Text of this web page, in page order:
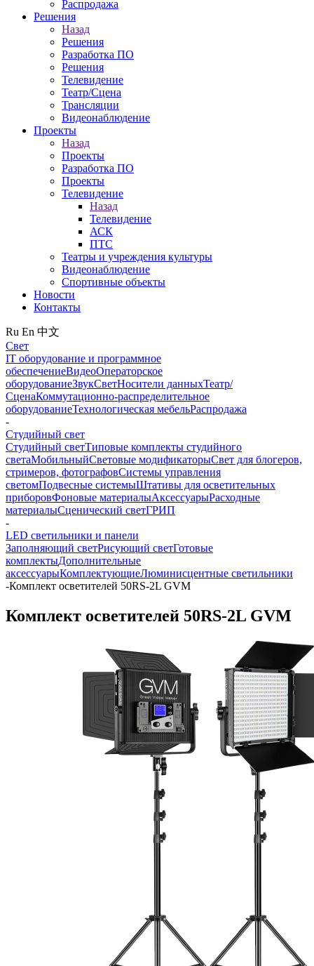
Распродажа
Решения
Назад
Решения
Разработка ПО
Решения
Телевидение
Театр/Сцена
Трансляции
Видеонаблюдение
Проекты
Назад
Проекты
Разработка ПО
Проекты
Телевидение
Назад
Телевидение
АСК
ПТС
Театры и учреждения культуры
Видеонаблюдение
Спортивные объекты
Новости
Контакты
Ru En 中文
Свет
IT оборудование и программное
обеспечениеВидеоОператорское
оборудованиеЗвукСветНосители данныхТеатр/
СценаКоммутационно-распределительное
оборудованиеТехнологическая мебельРаспродажа
-
Студийный свет
Студийный светТиповые комплекты студийного
светаМобильныйСветовые модификаторыСвет для блогеров,
стримеров, фотографовСистемы управления
светомПодвесные системыШтативы для осветительных
приборовФоновые материалыАксессуарыРасходные
материалыСценический светГРИП
-
LED светильники и панели
Заполняющий светРисующий светГотовые
комплектыДополнительные
аксессуарыКомплектующиеЛюминисцентные светильники
-Комплект осветителей 50RS-2L GVM
Комплект осветителей 50RS-2L GVM